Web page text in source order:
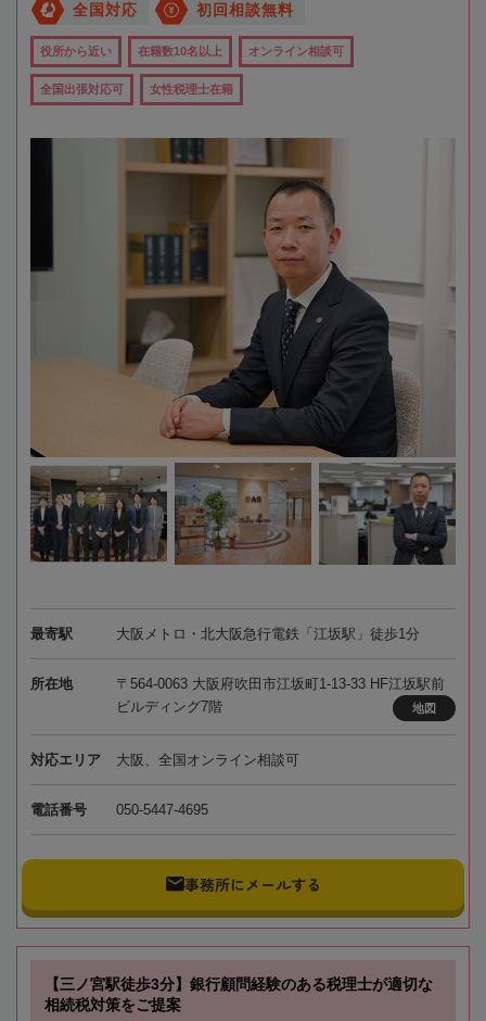
全国対応 初回相談無料
役所から近い 在籍数10名以上 オンライン相談可
全国出張対応可 女性税理士在籍
最寄駅 大阪メトロ・北大阪急行電鉄「江坂駅」徒歩1分
所在地
〒564-0063 大阪府吹田市江坂町1-13-33 HF江坂駅前
ビルディング7階
地図
対応エリア 大阪、全国オンライン相談可
電話番号 050-5447-4695
事務所にメールする
【三ノ宮駅徒歩3分】銀行顧問経験のある税理士が適切な
相続税対策をご提案